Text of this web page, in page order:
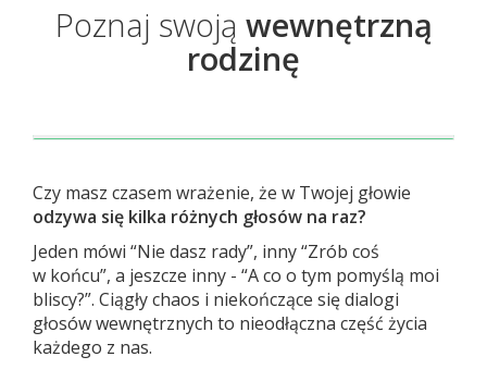
Poznaj swoją wewnętrzną
rodzinę
Czy masz czasem wrażenie, że w Twojej głowie
odzywa się kilka różnych głosów na raz?
Jeden mówi “Nie dasz rady”, inny “Zrób coś
w końcu”, a jeszcze inny - “A co o tym pomyślą moi
bliscy?”. Ciągły chaos i niekończące się dialogi
głosów wewnętrznych to nieodłączna część życia
każdego z nas.